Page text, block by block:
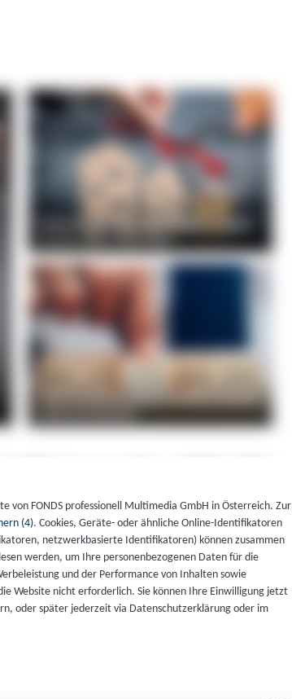
von FONDS professionell Multimedia GmbH in Österreich. Zur
(4). Cookies, Geräte- oder ähnliche Online-Identifikatoren
netzwerkbasierte Identifikatoren) können zusammen
werden, um Ihre personenbezogenen Daten für die
und der Performance von Inhalten sowie
Website nicht erforderlich. Sie können Ihre Einwilligung jetzt
oder später jederzeit via Datenschutzerklärung oder im